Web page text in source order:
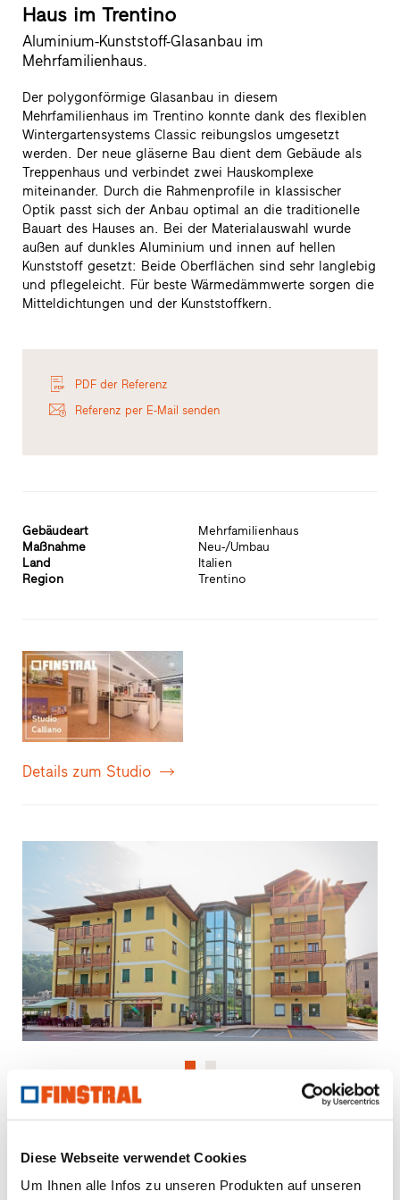
Diese Webseite verwendet Cookies
Um Ihnen alle Infos zu unseren Produkten auf unseren
Haus im Trentino
Aluminium-Kunststoff-Glasanbau im
Mehrfamilienhaus.
Der polygonförmige Glasanbau in diesem
Mehrfamilienhaus im Trentino konnte dank des flexiblen
Wintergartensystems Classic reibungslos umgesetzt
werden. Der neue gläserne Bau dient dem Gebäude als
Treppenhaus und verbindet zwei Hauskomplexe
miteinander. Durch die Rahmenprofile in klassischer
Optik passt sich der Anbau optimal an die traditionelle
Bauart des Hauses an. Bei der Materialauswahl wurde
außen auf dunkles Aluminium und innen auf hellen
Kunststoff gesetzt: Beide Oberflächen sind sehr langlebig
und pflegeleicht. Für beste Wärmedämmwerte sorgen die
Mitteldichtungen und der Kunststoffkern.
PDF der Referenz
Referenz per E-Mail senden
Gebäudeart
Mehrfamilienhaus
Maßnahme
Neu-/Umbau
Land
Italien
Region
Trentino
Details zum Studio
Ihnen gefällt dieses Projekt?